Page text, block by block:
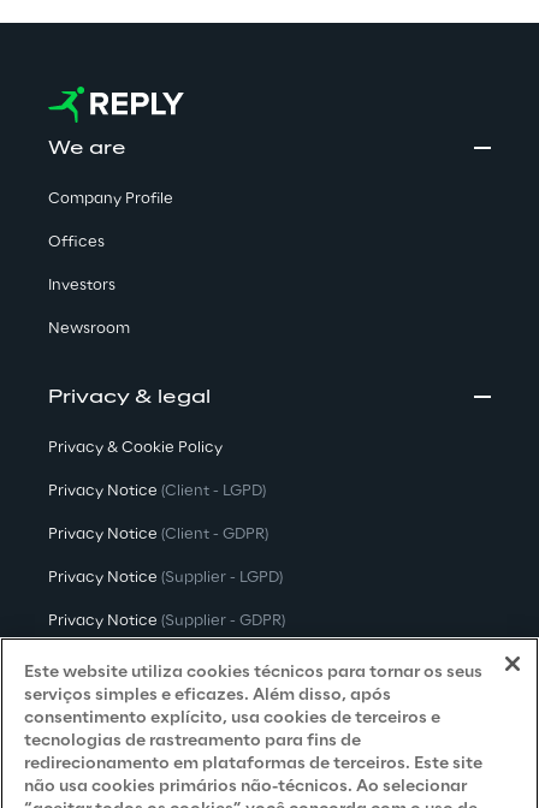
We are
Company Profile
Offices
Investors
Newsroom
Privacy & legal
Privacy & Cookie Policy
Privacy Notice (Client - LGPD)
Privacy Notice (Client - GDPR)
Privacy Notice (Supplier - LGPD)
Privacy Notice (Supplier - GDPR)
Privacy Notice (Candidate - LGPD)
Privacy Notice (Candidate - GDPR)
Privacy Notice(Marketing)
Accessibility Statement
Este website utiliza cookies técnicos para tornar os seus
serviços simples e eficazes. Além disso, após
consentimento explícito, usa cookies de terceiros e
tecnologias de rastreamento para fins de
redirecionamento em plataformas de terceiros. Este site
não usa cookies primários não-técnicos. Ao selecionar